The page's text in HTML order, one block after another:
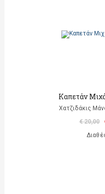
Καπετάν
Χατζιδάκις
€ 20,00